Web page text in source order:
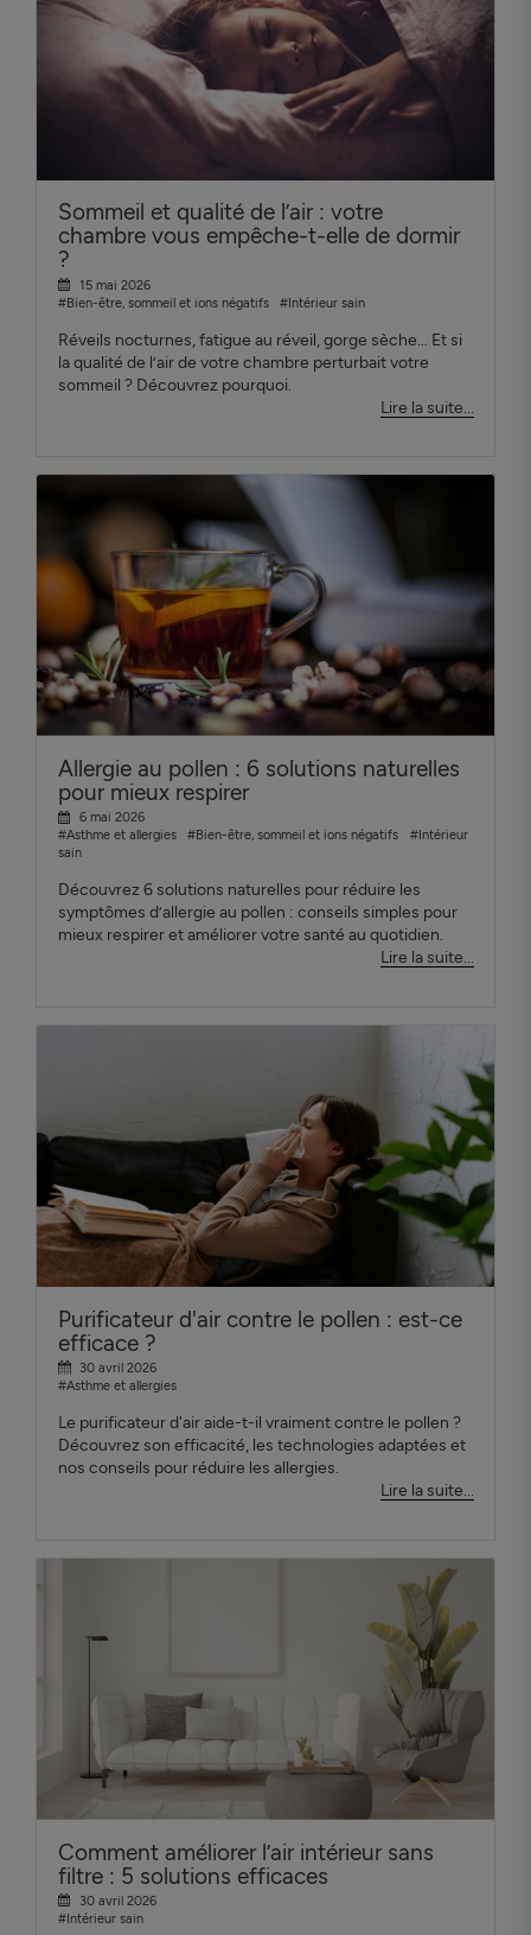
Sommeil et qualité de l’air : votre
chambre vous empêche-t-elle de dormir
?
15 mai 2026
#Bien-être, sommeil et ions négatifs
#Intérieur sain
Réveils nocturnes, fatigue au réveil, gorge sèche… Et si
la qualité de l’air de votre chambre perturbait votre
sommeil ? Découvrez pourquoi.
Lire la suite...
Allergie au pollen : 6 solutions naturelles
pour mieux respirer
6 mai 2026
#Asthme et allergies
#Bien-être, sommeil et ions négatifs
#Intérieur
sain
Découvrez 6 solutions naturelles pour réduire les
symptômes d’allergie au pollen : conseils simples pour
mieux respirer et améliorer votre santé au quotidien.
Lire la suite...
Purificateur d'air contre le pollen : est-ce
efficace ?
30 avril 2026
#Asthme et allergies
Le purificateur d'air aide-t-il vraiment contre le pollen ?
Découvrez son efficacité, les technologies adaptées et
nos conseils pour réduire les allergies.
Lire la suite...
Comment améliorer l’air intérieur sans
filtre : 5 solutions efficaces
30 avril 2026
#Intérieur sain